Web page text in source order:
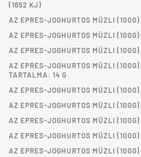
(1652 KJ)
AZ EPRES-JOGHURTOS MÜZLI (100G)
AZ EPRES-JOGHURTOS MÜZLI (100G)
AZ EPRES-JOGHURTOS MÜZLI (100G)
AZ EPRES-JOGHURTOS MÜZLI (100G)
TARTALMA: 14 G
AZ EPRES-JOGHURTOS MÜZLI (100G)
AZ EPRES-JOGHURTOS MÜZLI (100G)
AZ EPRES-JOGHURTOS MÜZLI (100G)
AZ EPRES-JOGHURTOS MÜZLI (100G)
AZ EPRES-JOGHURTOS MÜZLI (100G)